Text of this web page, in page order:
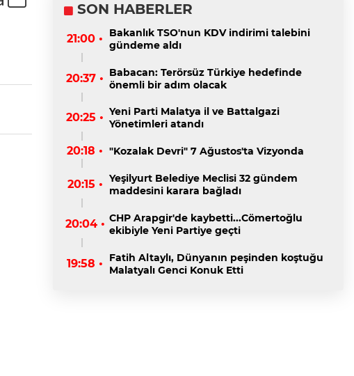
SON HABERLER
21:00 •
Bakanlık TSO'nun KDV indirimi talebini
gündeme aldı
20:37 • Babacan: Terörsüz Türkiye hedefinde
önemli bir adım olacak
20:25 • Yeni Parti Malatya il ve Battalgazi
Yönetimleri atandı
20:18 • "Kozalak Devri" 7 Ağustos'ta Vizyonda
20:15 • Yeşilyurt Belediye Meclisi 32 gündem
maddesini karara bağladı
20:04 • CHP Arapgir'de kaybetti...Cömertoğlu
ekibiyle Yeni Partiye geçti
19:58 •
Fatih Altaylı, Dünyanın peşinden koştuğu
Malatyalı Genci Konuk Etti